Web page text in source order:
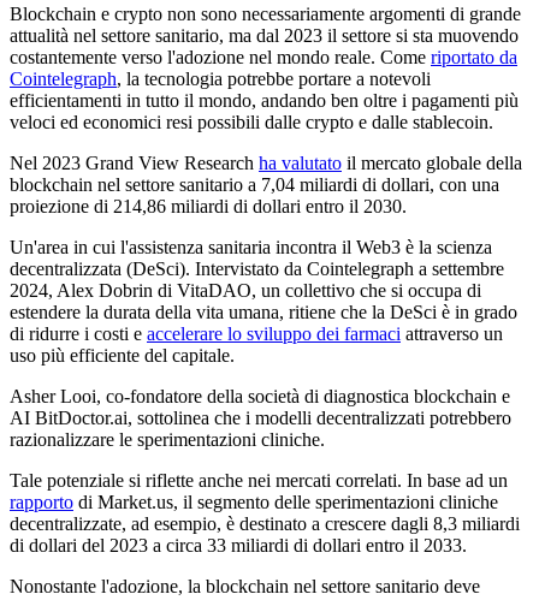
Blockchain e crypto non sono necessariamente argomenti di grande
attualità nel settore sanitario, ma dal 2023 il settore si sta muovendo
costantemente verso l'adozione nel mondo reale. Come riportato da
Cointelegraph, la tecnologia potrebbe portare a notevoli
efficientamenti in tutto il mondo, andando ben oltre i pagamenti più
veloci ed economici resi possibili dalle crypto e dalle stablecoin.
Nel 2023 Grand View Research ha valutato il mercato globale della
blockchain nel settore sanitario a 7,04 miliardi di dollari, con una
proiezione di 214,86 miliardi di dollari entro il 2030.
Un'area in cui l'assistenza sanitaria incontra il Web3 è la scienza
decentralizzata (DeSci). Intervistato da Cointelegraph a settembre
2024, Alex Dobrin di VitaDAO, un collettivo che si occupa di
estendere la durata della vita umana, ritiene che la DeSci è in grado
di ridurre i costi e accelerare lo sviluppo dei farmaci attraverso un
uso più efficiente del capitale.
Asher Looi, co-fondatore della società di diagnostica blockchain e
AI BitDoctor.ai, sottolinea che i modelli decentralizzati potrebbero
razionalizzare le sperimentazioni cliniche.
Tale potenziale si riflette anche nei mercati correlati. In base ad un
rapporto di Market.us, il segmento delle sperimentazioni cliniche
decentralizzate, ad esempio, è destinato a crescere dagli 8,3 miliardi
di dollari del 2023 a circa 33 miliardi di dollari entro il 2033.
Nonostante l'adozione, la blockchain nel settore sanitario deve